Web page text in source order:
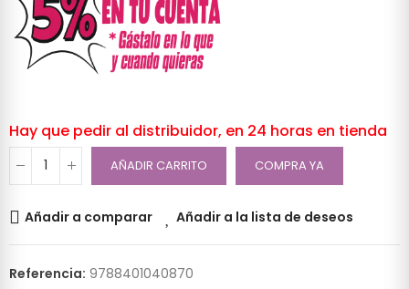
Hay que pedir al distribuidor, en 24 horas en tienda
AÑADIR CARRITO COMPRA YA
Añadir a comparar Añadir a la lista de deseos
Referencia: 9788401040870